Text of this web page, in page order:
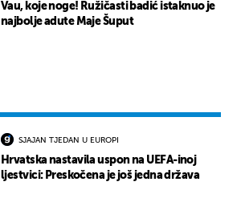
Vau, koje noge! Ružičasti badić istaknuo je
najbolje adute Maje Šuput
SJAJAN TJEDAN U EUROPI
Hrvatska nastavila uspon na UEFA-inoj
ljestvici: Preskočena je još jedna država